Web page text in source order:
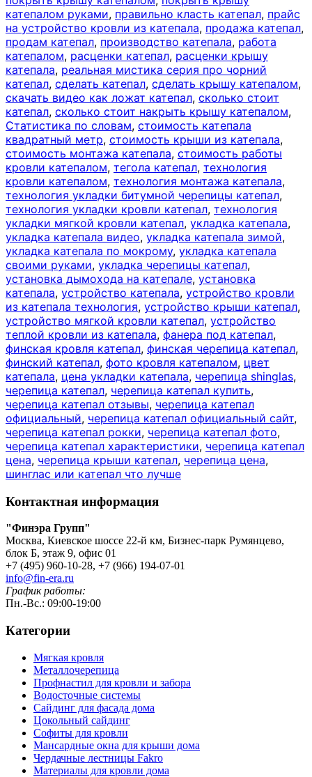
катепалом руками, правильно класть катепал, прайс
на устройство кровли из катепала, продажа катепал,
продам катепал, производство катепала, работа
катепалом, расценки катепал, расценки крышу
катепала, реальная мистика серия про чорний
катепал, сделать катепал, сделать крышу катепалом,
скачать видео как ложат катепал, сколько стоит
катепал, сколько стоит накрыть крышу катепалом,
Статистика по словам, стоимость катепала
квадратный метр, стоимость крыши из катепала,
стоимость монтажа катепала, стоимость работы
кровли катепалом, тегола катепал, технология
кровли катепалом, технология монтажа катепала,
технология укладки битумной черепицы катепал,
технология укладки кровли катепал, технология
укладки мягкой кровли катепал, укладка катепала,
укладка катепала видео, укладка катепала зимой,
укладка катепала по мокрому, укладка катепала
своими руками, укладка черепицы катепал,
установка дымохода на катепале, установка
катепала, устройство катепала, устройство кровли
из катепала технология, устройство крыши катепал,
устройство мягкой кровли катепал, устройство
теплой кровли из катепала, фанера под катепал,
финская кровля катепал, финская черепица катепал,
финский катепал, фото кровля катепалом, цвет
катепала, цена укладки катепала, черепица shinglas,
черепица катепал, черепица катепал купить,
черепица катепал отзывы, черепица катепал
официальный, черепица катепал официальный сайт,
черепица катепал рокки, черепица катепал фото,
черепица катепал характеристики, черепица катепал
цена, черепица крыши катепал, черепица цена,
шинглас или катепал что лучше
Контактная информация
"Финэра Групп"
Москва, Киевское шоссе 22-й км, Бизнес-парк Румянцево,
блок Б, этаж 9, офис 01
+7 (495) 960-10-28, +7 (966) 194-07-01
info@fin-era.ru
График работы:
Пн.-Вс.: 09:00-19:00
Категории
Мягкая кровля
Металлочерепица
Профнастил для кровли и забора
Водосточные системы
Сайдинг для фасада дома
Цокольный сайдинг
Софиты для кровли
Мансардные окна для крыши дома
Чердачные лестницы Fakro
Материалы для кровли дома